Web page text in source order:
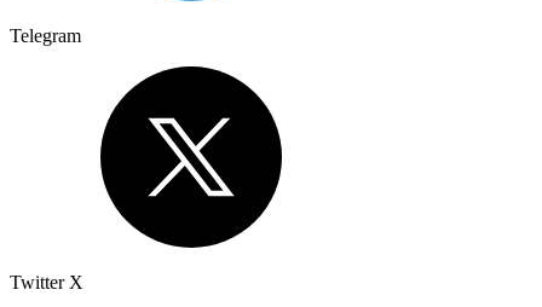
Telegram
Twitter X